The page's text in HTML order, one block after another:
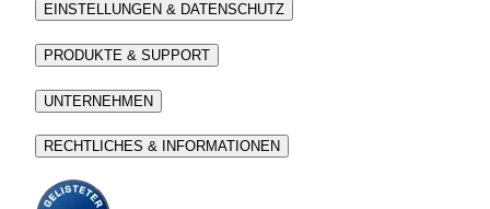
EINSTELLUNGEN & DATENSCHUTZ
PRODUKTE & SUPPORT
UNTERNEHMEN
RECHTLICHES & INFORMATIONEN